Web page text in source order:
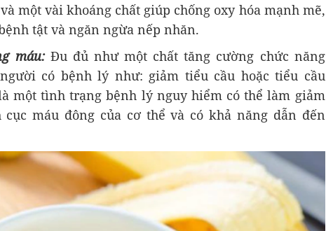
một vài khoáng chất giúp chống oxy hóa mạnh mẽ,
tật và ngăn ngừa nếp nhăn.
máu:Đu đủ như một chất tăng cường chức năng
có bệnh lý như: giảm tiểu cầu hoặc tiểu cầu
một tình trạng bệnh lý nguy hiểm có thể làm giảm
máu đông của cơ thể và có khả năng dẫn đến